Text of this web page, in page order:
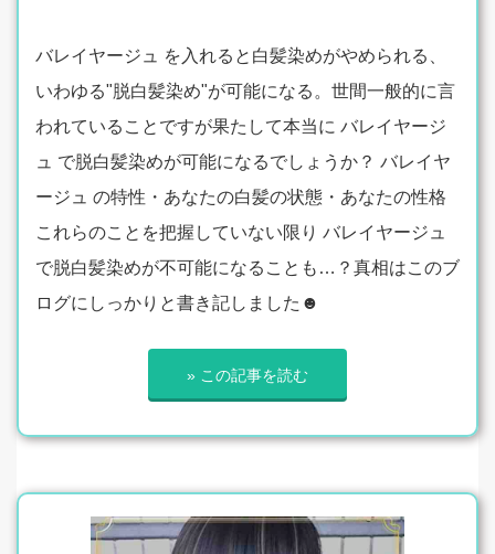
バレイヤージュ を入れると白髪染めがやめられる、
いわゆる"脱白髪染め"が可能になる。世間一般的に言
われていることですが果たして本当に バレイヤージ
ュ で脱白髪染めが可能になるでしょうか？ バレイヤ
ージュ の特性・あなたの白髪の状態・あなたの性格
これらのことを把握していない限り バレイヤージュ
で脱白髪染めが不可能になることも…？真相はこのブ
ログにしっかりと書き記しました☻
» この記事を読む